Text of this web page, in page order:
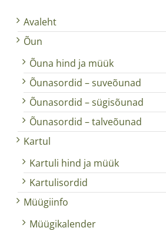
Avaleht
Õun
Õuna hind ja müük
Õunasordid – suveõunad
Õunasordid – sügisõunad
Õunasordid – talveõunad
Kartul
Kartuli hind ja müük
Kartulisordid
Müügiinfo
Müügikalender